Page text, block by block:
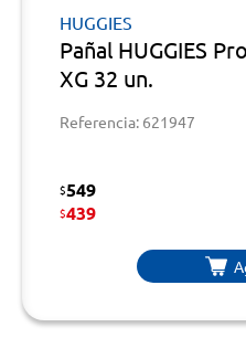
HUGGIES
Pañal HUGGIES
XG 32 un.
Referencia: 621947
$549
$439